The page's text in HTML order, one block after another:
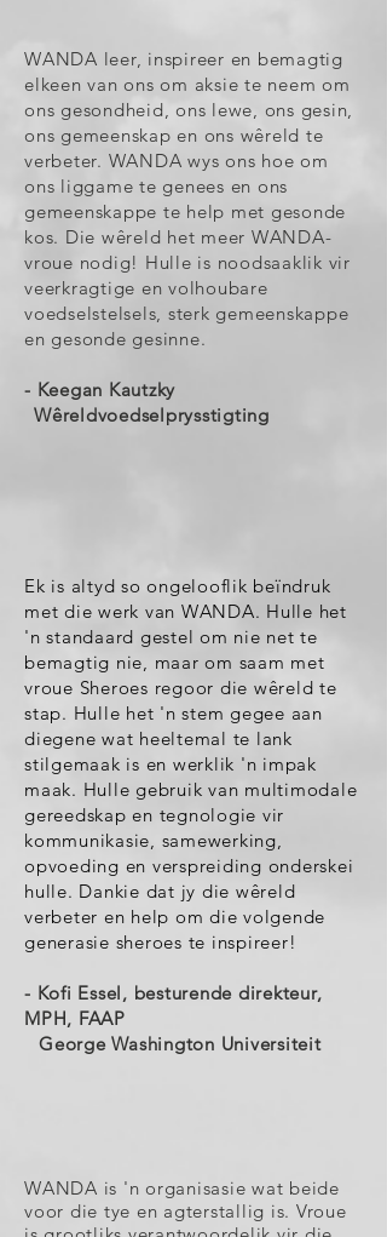
WANDA leer, inspireer en bemagtig
elkeen van ons om aksie te neem om
ons gesondheid, ons lewe, ons gesin,
ons gemeenskap en ons wêreld te
verbeter. WANDA wys ons hoe om
ons liggame te genees en ons
gemeenskappe te help met gesonde
kos. Die wêreld het meer WANDA-
vroue nodig! Hulle is noodsaaklik vir
veerkragtige en volhoubare
voedselstelsels, sterk gemeenskappe
en gesonde gesinne.
- Keegan Kautzky
Wêreldvoedselprysstigting
Ek is altyd so ongelooflik beïndruk
met die werk van WANDA. Hulle het
'n standaard gestel om nie net te
bemagtig nie, maar om saam met
vroue Sheroes regoor die wêreld te
stap. Hulle het 'n stem gegee aan
diegene wat heeltemal te lank
stilgemaak is en werklik 'n impak
maak. Hulle gebruik van multimodale
gereedskap en tegnologie vir
kommunikasie, samewerking,
opvoeding en verspreiding onderskei
hulle. Dankie dat jy die wêreld
verbeter en help om die volgende
generasie sheroes te inspireer!
- Kofi Essel, besturende direkteur,
MPH, FAAP
George Washington Universiteit
WANDA is 'n organisasie wat beide
voor die tye en agterstallig is. Vroue